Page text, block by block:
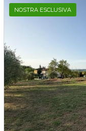
NOSTRA ESCLUSIVA